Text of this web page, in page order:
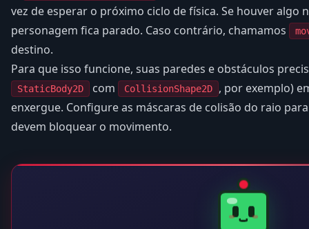
vez de esperar o próximo ciclo de física. Se houver algo
personagem fica parado. Caso contrário, chamamos
destino.
Para que isso funcione, suas paredes e obstáculos
StaticBody2D com CollisionShape2D
, por exemplo)
enxergue. Configure as máscaras de colisão do raio
devem bloquear o movimento.